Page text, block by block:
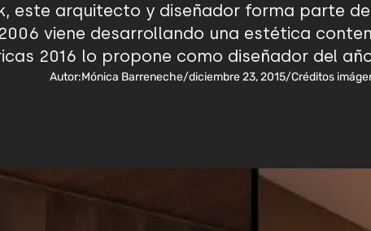
este arquitecto y diseñador forma parte
viene desarrollando una estética
2016 lo propone como diseñador del
Autor:Mónica Barreneche/diciembre 23, 2015/Créditos